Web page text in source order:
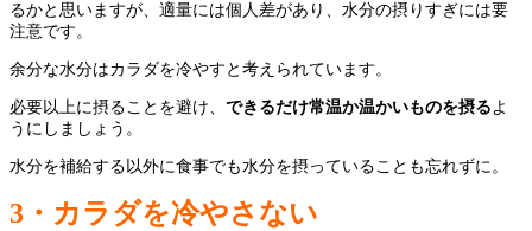
るかと思いますが、適量には個人差があり、水分の摂りすぎには要
注意です。
余分な水分はカラダを冷やすと考えられています。
必要以上に摂ることを避け、 できるだけ常温か温かいものを摂るよ
うにしましょう。
水分を補給する以外に食事でも水分を摂っていることも忘れずに。
3 ・カラダを冷やさない